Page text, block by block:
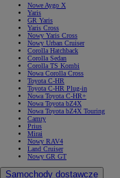
Nowe Aygo X
Yaris
GR Yaris
Yaris Cross
Nowy Yaris Cross
Nowy Urban Cruiser
Corolla Hatchback
Corolla Sedan
Corolla TS Kombi
Nowa Corolla Cross
Toyota C-HR
Toyota C-HR Plug-in
Nowa Toyota C-HR+
Nowa Toyota bZ4X
Nowa Toyota bZ4X Touring
Camry
Prius
Mirai
Nowy RAV4
Land Cruiser
Nowy GR GT
Samochody dostawcze